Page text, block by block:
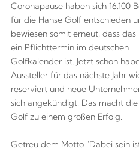
Coronapause haben sich 16.100
für die Hanse Golf entschieden
bewiesen somit erneut, dass das
ein Pflichttermin im deutschen
Golfkalender ist. Jetzt schon
Aussteller für das nächste Jahr
reserviert und neue
sich angekündigt. Das macht die
Golf zu einem großen Erfolg.
Getreu dem Motto "Dabei sein